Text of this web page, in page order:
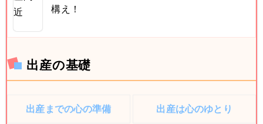
構え！
出産の基礎
出産までの心の準備 出産は心のゆとり